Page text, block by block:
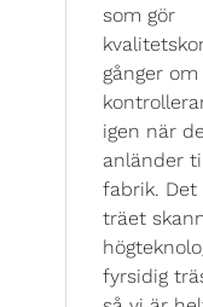
som gör
gånger om
igen när
anländer
fabrik. Det
träet
fyrsidig